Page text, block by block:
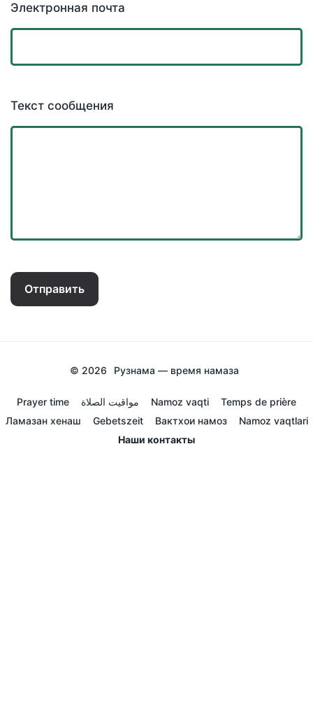
Электронная почта
Текст сообщения
Отправить
© 2026 Рузнама — время намаза
Prayer time مواقيت الصلاة Namoz vaqti
Temps de prière
Ламазан хенаш
Gebetszeit Вактхои намоз
Namoz vaqtlari
Наши контакты